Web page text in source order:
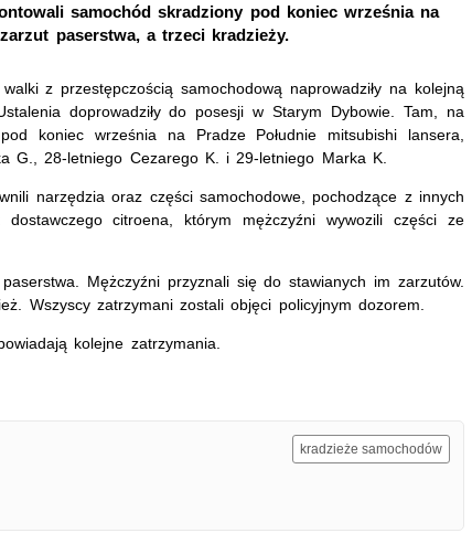
samochód skradziony pod koniec września na
paserstwa, a trzeci kradzieży.
z przestępczością samochodową naprowadziły na kolejną
doprowadziły do posesji w Starym Dybowie. Tam, na
koniec września na Pradze Południe mitsubishi lansera,
G., 28-letniego Cezarego K. i 29-letniego Marka K.
narzędzia oraz części samochodowe, pochodzące z innych
dostawczego citroena, którym mężczyźni wywozili części ze
Mężczyźni przyznali się do stawianych im zarzutów.
Wszyscy zatrzymani zostali objęci policyjnym dozorem.
kolejne zatrzymania.
kradzieże samochodów